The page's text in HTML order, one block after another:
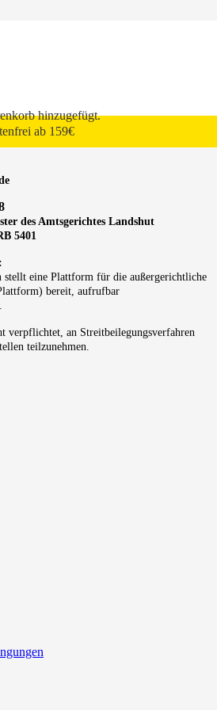
hinzugefügt.
ab 159€
des Amtsgerichtes Landshut
5401
stellt eine Plattform für die außergerichtliche
bereit, aufrufbar
.
verpflichtet, an Streitbeilegungsverfahren
teilzunehmen.